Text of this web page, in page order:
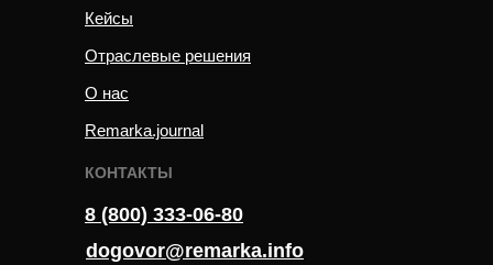
КОНТАКТЫ
Кейсы
О нас
Remarka.journal
8 (800) 333-06-80
dogovor@remarka.info
Отраслевые решения